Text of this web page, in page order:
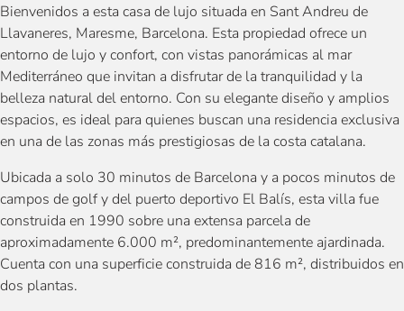
Bienvenidos a esta casa de lujo situada en Sant Andreu de
Llavaneres, Maresme, Barcelona. Esta propiedad ofrece un
entorno de lujo y confort, con vistas panorámicas al mar
Mediterráneo que invitan a disfrutar de la tranquilidad y la
belleza natural del entorno. Con su elegante diseño y amplios
espacios, es ideal para quienes buscan una residencia exclusiva
en una de las zonas más prestigiosas de la costa catalana.
Ubicada a solo 30 minutos de Barcelona y a pocos minutos de
campos de golf y del puerto deportivo El Balís, esta villa fue
construida en 1990 sobre una extensa parcela de
aproximadamente 6.000 m², predominantemente ajardinada.
Cuenta con una superficie construida de 816 m², distribuidos en
dos plantas.